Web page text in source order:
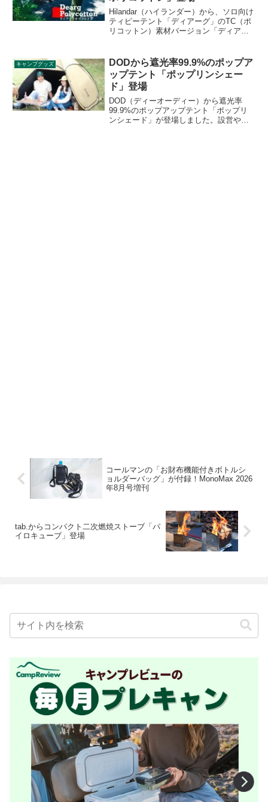
Hilandar（ハイランダー）から、ソロ向け
ティピーテント「ディアーグ」のTC（ポ
リコットン）素材バージョン「ディアー
されており、2022年8月に発送予定です。
詳細をレビューします。
キャンプグッズ
DODから遮光率99.9%のポップア
ップテント「ポップリンシェー
ド」登場
DOD（ディーオーディー）から遮光率
99.9%のポップアップテント「ポップリ
ンシェード」が登場しました。設営や撤
コールマンの「お財布機能付きボトルシ
ョルダーバッグ」が付録！MonoMax 2026
年8月号増刊
tab.からコンパクト二次燃焼ストーブ「パ
イロキューブ」登場